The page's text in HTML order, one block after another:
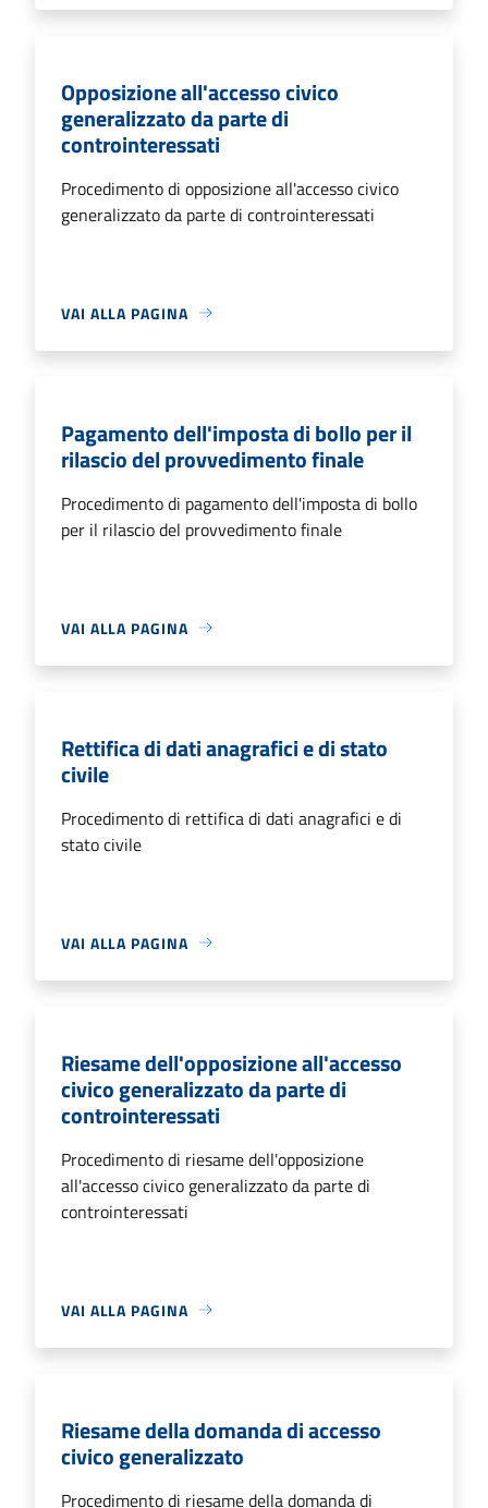
Opposizione all'accesso civico
generalizzato da parte di
controinteressati
Procedimento di opposizione all'accesso civico
generalizzato da parte di controinteressati
VAI ALLA PAGINA
Pagamento dell'imposta di bollo per il
rilascio del provvedimento finale
Procedimento di pagamento dell'imposta di bollo
per il rilascio del provvedimento finale
VAI ALLA PAGINA
Rettifica di dati anagrafici e di stato
civile
Procedimento di rettifica di dati anagrafici e di
stato civile
VAI ALLA PAGINA
Riesame dell'opposizione all'accesso
civico generalizzato da parte di
controinteressati
Procedimento di riesame dell'opposizione
all'accesso civico generalizzato da parte di
controinteressati
VAI ALLA PAGINA
Riesame della domanda di accesso
civico generalizzato
Procedimento di riesame della domanda di